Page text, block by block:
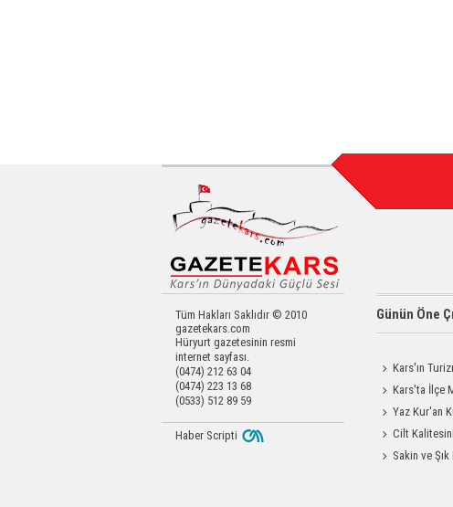
Tüm Hakları Saklıdır © 2010
gazetekars.com
Hüryurt gazetesinin resmi
internet sayfası.
(0474) 212 63 04
(0474) 223 13 68
(0533) 512 89 59
Günün Öne
Kars'ın
Kars'ta İlçe
Değerlendirme
Yaz Kur'an
Coşkusu Yaşadı
Cilt
Enjeksiyon
Sakin ve
Odası
Haber Scripti